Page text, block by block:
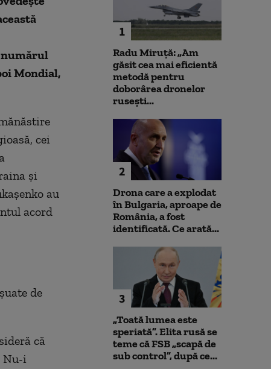
numărul
Mondial,
cei
și
au
acord
de
că
Nu-i
1
Radu Miruță: „Am
găsit cea mai eficientă
metodă pentru
doborârea dronelor
rusești...
2
Drona care a explodat
în Bulgaria, aproape de
România, a fost
identificată. Ce arată...
3
„Toată lumea este
speriată”. Elita rusă se
teme că FSB „scapă de
sub control”, după ce...